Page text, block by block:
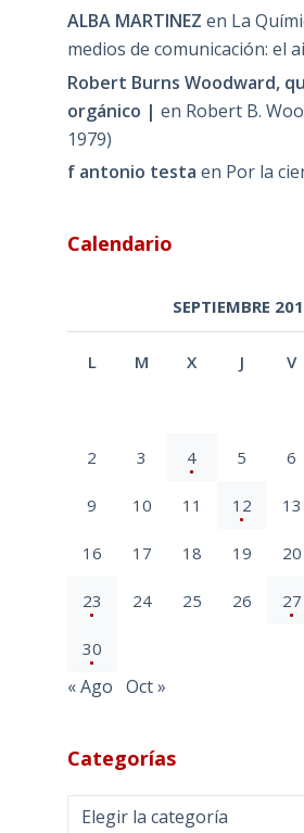
ALBA MARTINEZ en La
medios de comunicación: el
Robert Burns Woodward,
orgánico | en Robert B.
1979)
f antonio testa en Por la
Calendario
SEPTIEMBRE
L M X J V
2 3 4 5 6
9 10 11 12 13
16 17 18 19 20
23 24 25 26 27
30
« Ago Oct »
Categorías
Categorías